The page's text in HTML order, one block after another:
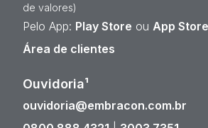
de valores)
Pelo App: Play Store ou App Store
Área de clientes
Ouvidoria¹
ouvidoria@embracon.com.br